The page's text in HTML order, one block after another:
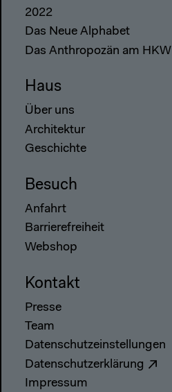
2022
Das Neue Alphabet
Das Anthropozän am HKW
Haus
Über uns
Architektur
Geschichte
Besuch
Anfahrt
Barrierefreiheit
Webshop
Kontakt
Presse
Team
Datenschutzeinstellungen
Datenschutzerklärung
Impressum